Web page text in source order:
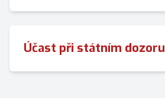
Účast při státním dozoru